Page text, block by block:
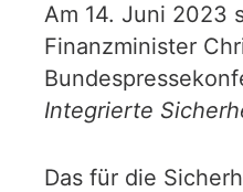
Am 14. Juni 2023
Finanzminister
Integrierte
Das für die